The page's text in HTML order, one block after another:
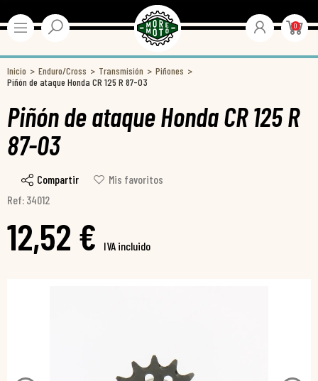
0
Inicio Enduro/Cross Transmisión
Piñones
Piñón de ataque Honda CR 125 R 87-03
Piñón de ataque Honda CR 125 R
87-03
Compartir
Mis favoritos
Ref: 34012
12,52 € IVA incluido